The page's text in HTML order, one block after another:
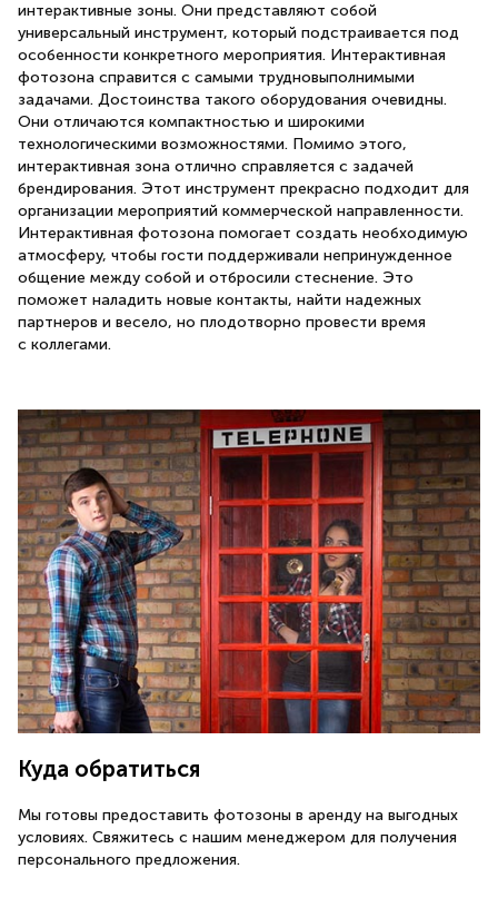
интерактивные зоны. Они представляют собой
универсальный инструмент, который подстраивается под
особенности конкретного мероприятия. Интерактивная
фотозона справится с самыми трудновыполнимыми
задачами. Достоинства такого оборудования очевидны.
Они отличаются компактностью и широкими
технологическими возможностями. Помимо этого,
интерактивная зона отлично справляется с задачей
брендирования. Этот инструмент прекрасно подходит для
организации мероприятий коммерческой направленности.
Интерактивная фотозона помогает создать необходимую
атмосферу, чтобы гости поддерживали непринужденное
общение между собой и отбросили стеснение. Это
поможет наладить новые контакты, найти надежных
партнеров и весело, но плодотворно провести время
с коллегами.
Куда обратиться
Мы готовы предоставить фотозоны в аренду на выгодных
условиях. Свяжитесь с нашим менеджером для получения
персонального предложения.